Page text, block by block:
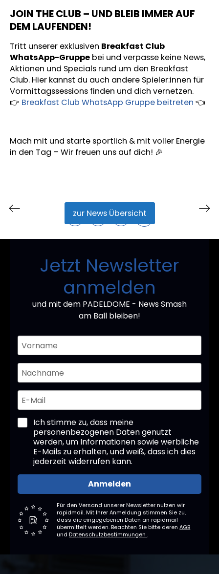
JOIN THE CLUB – UND BLEIB IMMER AUF
DEM LAUFENDEN!
Tritt unserer exklusiven Breakfast Club
WhatsApp-Gruppe bei und verpasse keine News,
Aktionen und Specials rund um den Breakfast
Club. Hier kannst du auch andere Spieler:innen für
Vormittagssessions finden und dich vernetzen.
👉 Breakfast Club WhatsApp Gruppe beitreten 👈
Mach mit und starte sportlich & mit voller Energie
in den Tag – Wir freuen uns auf dich! 🎉
zur News Übersicht
Jetzt Newsletter
anmelden
und mit dem PADELDOME - News Smash
am Ball bleiben!
Ich stimme zu, dass meine
personenbezogenen Daten genutzt
werden, um Informationen sowie werbliche
E-Mails zu erhalten, und weiß, dass ich dies
jederzeit widerrufen kann.
Anmelden
Für den Versand unserer Newsletter nutzen wir
rapidmail. Mit Ihrer Anmeldung stimmen Sie zu,
dass die eingegebenen Daten an rapidmail
übermittelt werden. Beachten Sie bitte derenAGB
und Datenschutzbestimmungen.